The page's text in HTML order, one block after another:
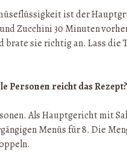
ist der
Zucchini 30 Minuten
brate sie richtig an. Lass die
Personen reicht das Rezept?
Als Hauptgericht mit
Menüs für 8. Die